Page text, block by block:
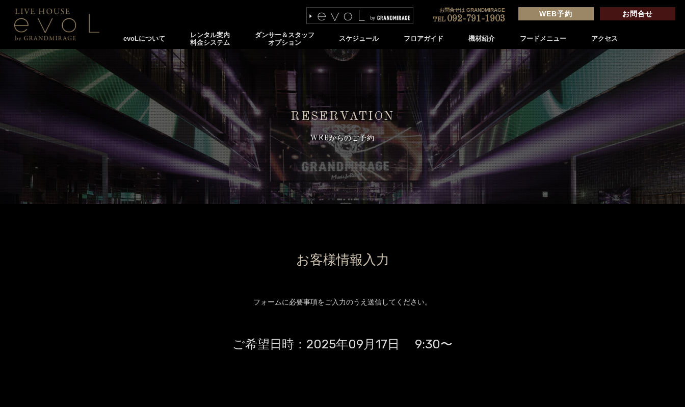
evoLについて
レンタル案内
料金システム
ダンサー＆スタッフ
オプション
スケジュール フロアガイド 機材紹介 フードメニュー アクセス
お問合せは GRANDMIRAGE
TEL 092-791-1903
WEB予約 お問合せ
RESERVATION
WEBからのご予約
お客様情報入力
フォームに必要事項をご入力のうえ送信してください。
ご希望日時： 2025年09月17日 9:30〜